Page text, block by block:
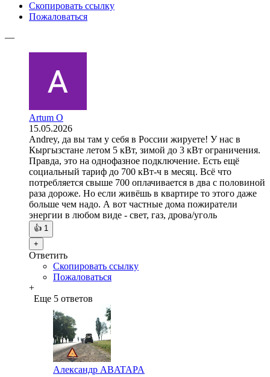
Скопировать ссылку
Пожаловаться
—
Artum O
15.05.2026
Andrey, да вы там у себя в России жируете! У нас в
Кыргызстане летом 5 кВт, зимой до 3 кВт ограничения.
Правда, это на однофазное подключение. Есть ещё
социальный тариф до 700 кВт-ч в месяц. Всё что
потребляется свыше 700 оплачивается в два с половиной
раза дороже. Но если живёшь в квартире то этого даже
больше чем надо. А вот частные дома пожиратели
энергии в любом виде - свет, газ, дрова/уголь
👍 1
+
Ответить
Скопировать ссылку
Пожаловаться
+
Еще 5 ответов
Александр ABATAPA